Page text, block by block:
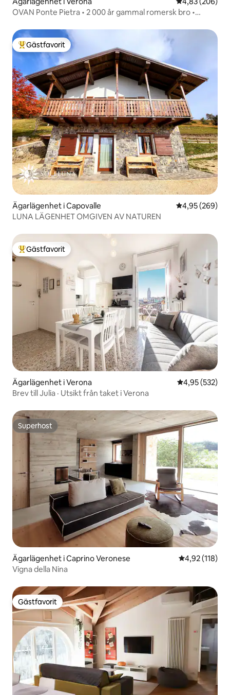
OVAN Ponte Pietra • 2 000 år gammal romersk bro •
Populär gästfavorit
Gästfavorit
Ägarlägenhet i Capovalle 4,95 av 5 i
4,95 (269)
LUNA LÄGENHET OMGIVEN AV NATUREN
Populär gästfavorit
Gästfavorit
Ägarlägenhet i Verona 4,95 av 5 i
4,95 (532)
Brev till Julia · Utsikt från taket i Verona
Superhost
Superhost
Ägarlägenhet i Caprino Veronese 4,92 av 5 i
4,92 (118)
Vigna della Nina
Gästfavorit
Gästfavorit